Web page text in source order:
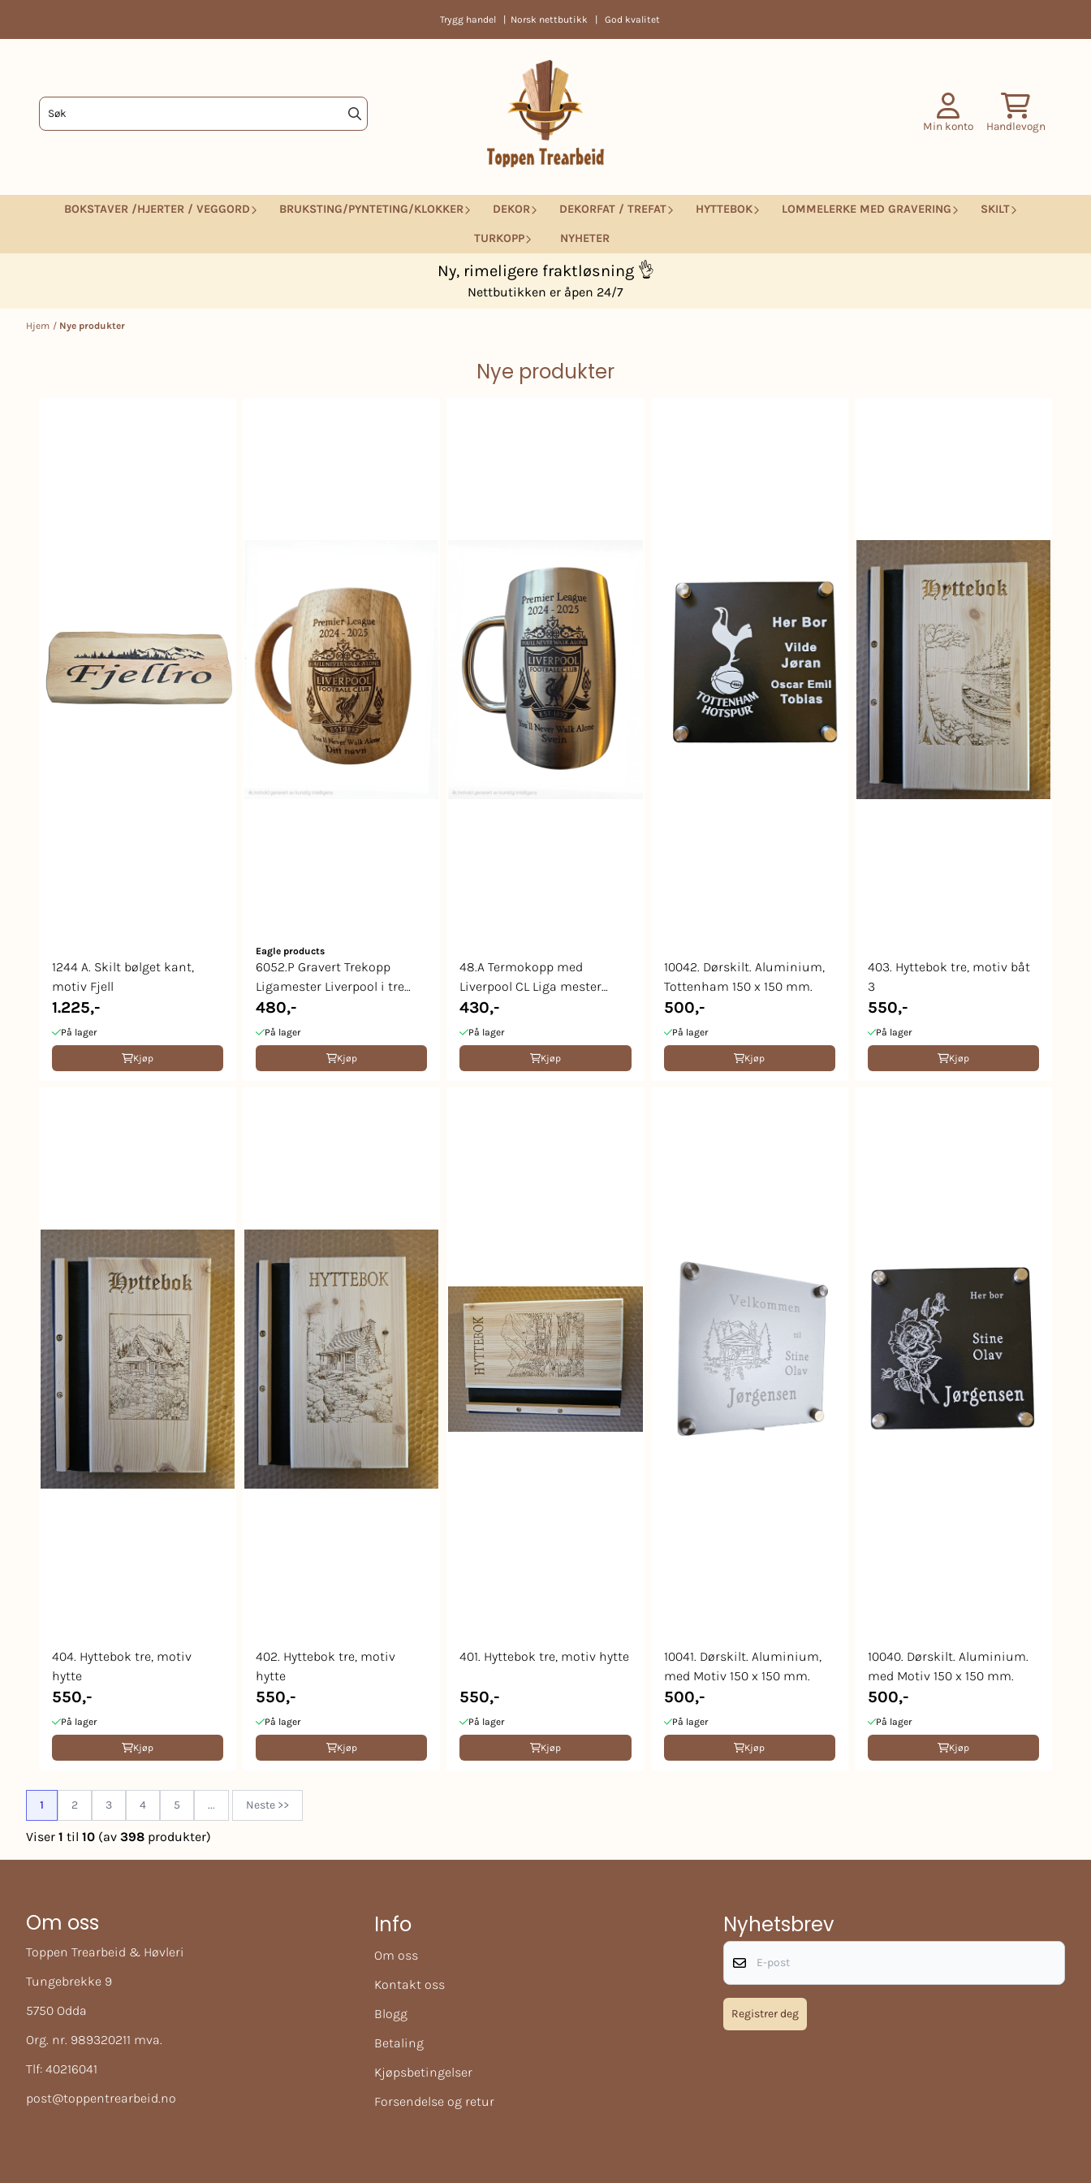
Trygg handel | Norsk nettbutikk | God kvalitet
Min konto Handlevogn
BOKSTAVER /HJERTER / VEGGORD BRUKSTING/PYNTETING/KLOKKER DEKOR DEKORFAT / TREFAT HYTTEBOK LOMMELERKE MED GRAVERING SKILT
TURKOPP NYHETER
Ny, rimeligere fraktløsning 👌
Nettbutikken er åpen 24/7
Hjem / Nye produkter
Nye produkter
1244 A. Skilt bølget kant,
motiv Fjell
1.225,-
På lager
Kjøp
Eagle products
6052.P Gravert Trekopp
Ligamester Liverpool i tre
2025
480,-
På lager
Kjøp
48.A Termokopp med
Liverpool CL Liga mester
2025
430,-
På lager
Kjøp
10042. Dørskilt. Aluminium,
Tottenham 150 x 150 mm.
500,-
På lager
Kjøp
403. Hyttebok tre, motiv båt
3
550,-
På lager
Kjøp
404. Hyttebok tre, motiv
hytte
550,-
På lager
Kjøp
402. Hyttebok tre, motiv
hytte
550,-
På lager
Kjøp
401. Hyttebok tre, motiv hytte
550,-
På lager
Kjøp
10041. Dørskilt. Aluminium,
med Motiv 150 x 150 mm.
500,-
På lager
Kjøp
10040. Dørskilt. Aluminium.
med Motiv 150 x 150 mm.
500,-
På lager
Kjøp
1 2 3 4 5 ... Neste >>
Viser 1 til 10 (av 398 produkter)
Om oss
Toppen Trearbeid & Høvleri
Tungebrekke 9
5750 Odda
Org. nr. 989320211 mva.
Tlf: 40216041
post@toppentrearbeid.no
Info
Om oss
Kontakt oss
Blogg
Betaling
Kjøpsbetingelser
Forsendelse og retur
Nyhetsbrev
E-post
Registrer deg